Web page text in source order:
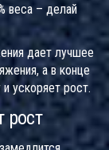
веса – делай
дает лучшее
а в конце
ускоряет рост.
рост